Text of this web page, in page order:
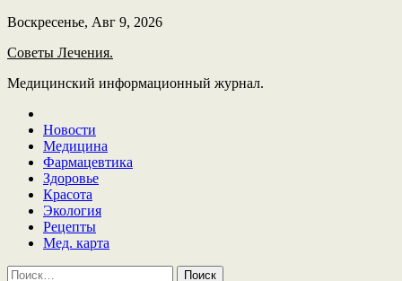
Skip
content
Воскресенье, Авг 9, 2026
Советы Лечения.
Медицинский информационный журнал.
Новости
Медицина
Фармацевтика
Здоровье
Красота
Экология
Рецепты
Мед. карта
Найти: